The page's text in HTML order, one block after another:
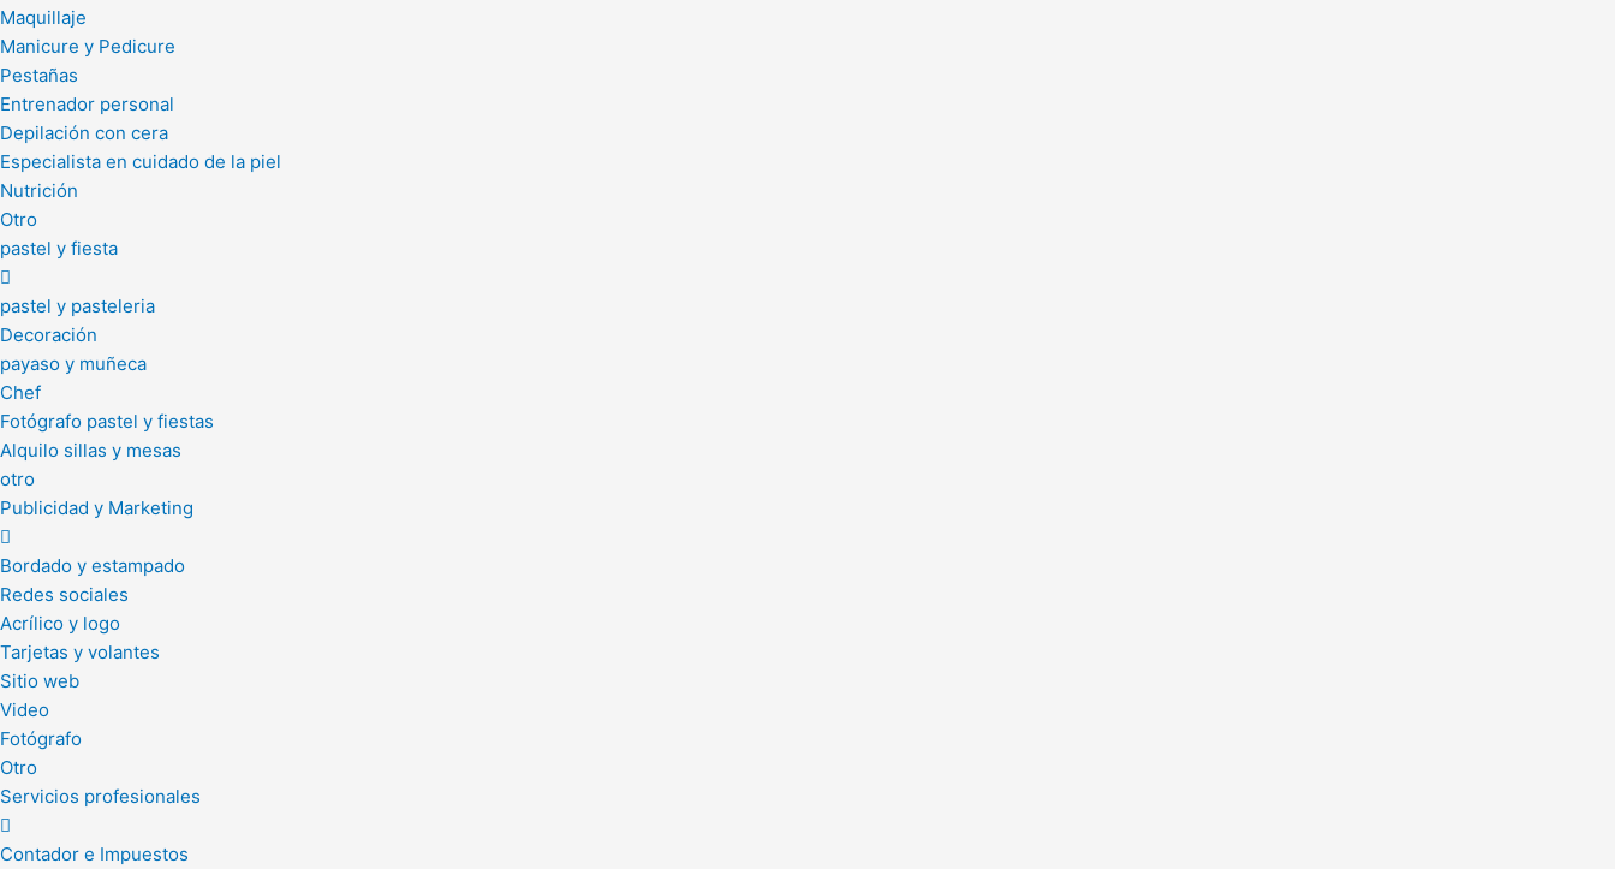
Maquillaje
Manicure y Pedicure
Pestañas
Entrenador personal
Depilación con cera
Especialista en cuidado de la piel
Nutrición
Otro
pastel y fiesta
pastel y pasteleria
Decoración
payaso y muñeca
Chef
Fotógrafo pastel y fiestas
Alquilo sillas y mesas
otro
Publicidad y Marketing
Bordado y estampado
Redes sociales
Acrílico y logo
Tarjetas y volantes
Sitio web
Video
Fotógrafo
Otro
Servicios profesionales
Contador e Impuestos